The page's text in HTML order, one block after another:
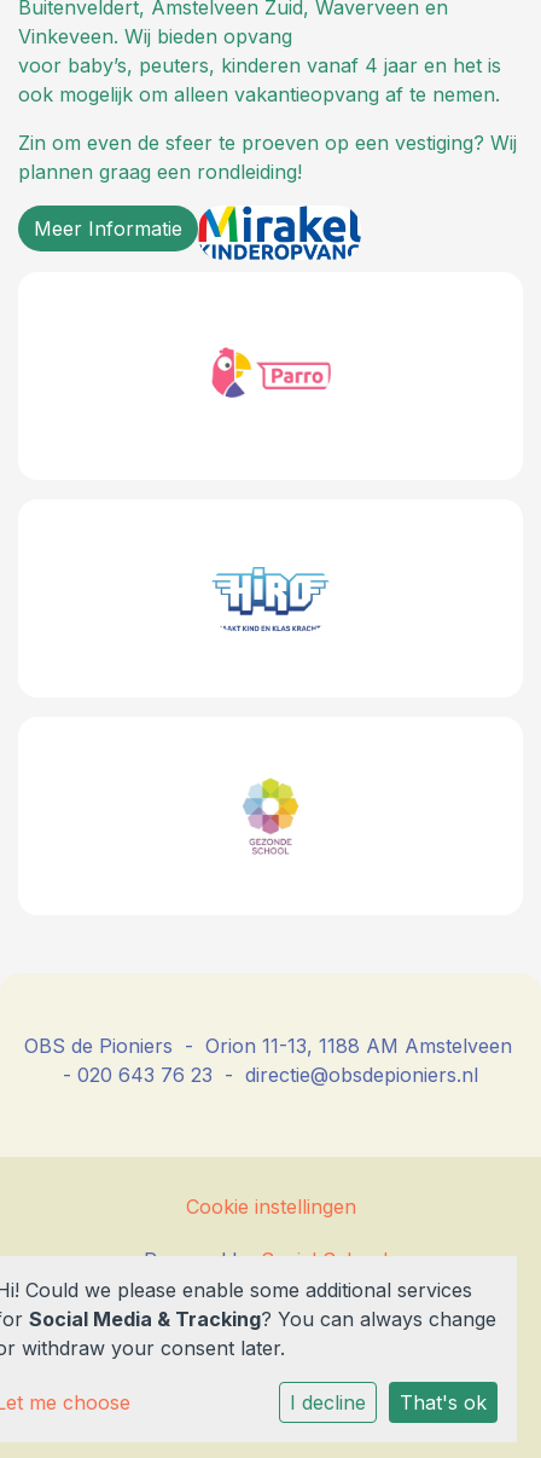
Buitenveldert, Amstelveen Zuid, Waverveen en
Vinkeveen. Wij bieden opvang
voor baby’s, peuters, kinderen vanaf 4 jaar en het is
ook mogelijk om alleen vakantieopvang af te nemen.
Zin om even de sfeer te proeven op een vestiging? Wij
plannen graag een rondleiding!
Meer Informatie
OBS de Pioniers - Orion 11-13, 1188 AM Amstelveen
- 020 643 76 23 - directie@obsdepioniers.nl
Cookie instellingen
Powered bySocial Schools
Could we please enable some additional services
Social Media & Tracking? You can always change
withdraw your consent later.
me choose I decline That's ok